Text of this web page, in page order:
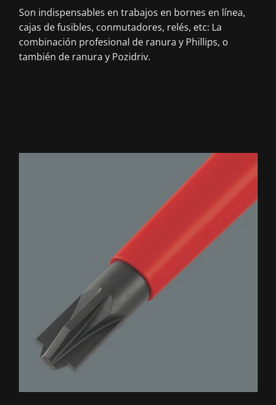
Son indispensables en trabajos en bornes en línea,
cajas de fusibles, conmutadores, relés, etc: La
combinación profesional de ranura y Phillips, o
también de ranura y Pozidriv.